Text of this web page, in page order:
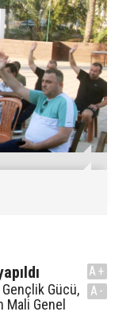
Gücü,
Mali Genel
A+
A-